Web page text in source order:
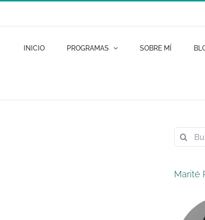
INICIO PROGRAMAS SOBRE MÍ
Buscar:
Marité